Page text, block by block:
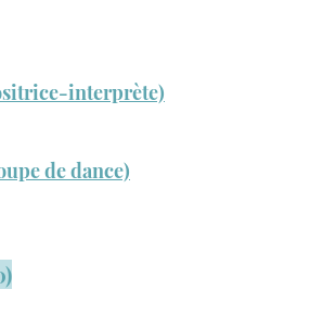
interprète)
de dance)